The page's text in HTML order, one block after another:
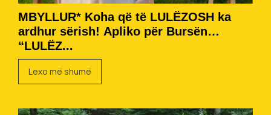
MBYLLUR* Koha që të LULËZOSH ka
ardhur sërish! Apliko për Bursën
“LULËZ...
Lexo më shumë